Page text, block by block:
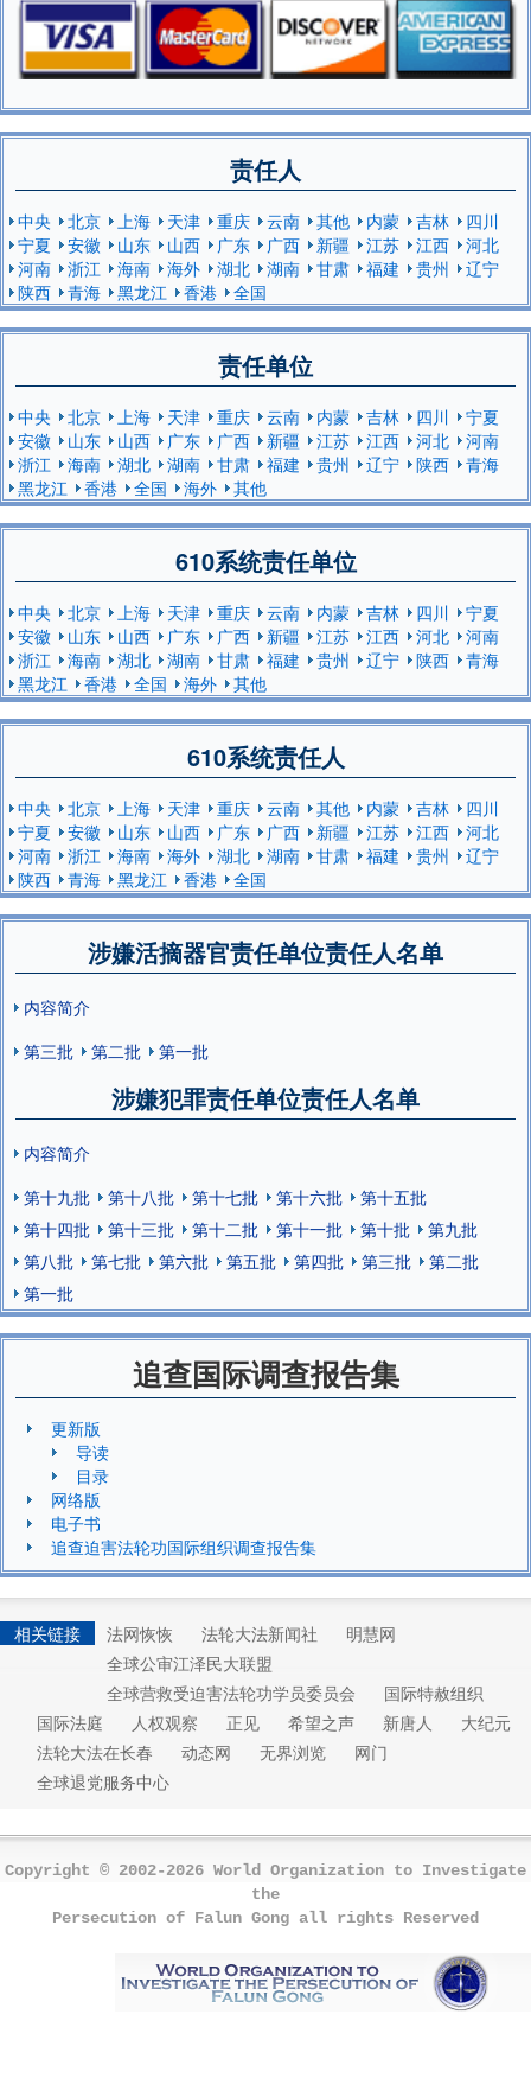
责任人
中央 北京 上海 天津 重庆 云南 其他 内蒙 吉林
四川
宁夏
安徽 山东 山西 广东 广西 新疆 江苏 江西
河北
河南
浙江 海南 海外 湖北 湖南 甘肃 福建 贵州
辽宁
陕西
青海 黑龙江 香港 全国
责任单位
中央 北京 上海 天津 重庆 云南 内蒙 吉林 四川
宁夏
安徽
山东 山西 广东 广西 新疆 江苏 江西 河北
河南
浙江
海南 湖北 湖南 甘肃 福建 贵州 辽宁 陕西
青海
黑龙江
香港 全国 海外 其他
610系统责任单位
中央 北京 上海 天津 重庆 云南 内蒙 吉林 四川
宁夏
安徽
山东 山西 广东 广西 新疆 江苏 江西 河北
河南
浙江
海南 湖北 湖南 甘肃 福建 贵州 辽宁 陕西
青海
黑龙江
香港 全国 海外 其他
610系统责任人
中央 北京 上海 天津 重庆 云南 其他 内蒙 吉林
四川
宁夏
安徽 山东 山西 广东 广西 新疆 江苏 江西
河北
河南
浙江 海南 海外 湖北 湖南 甘肃 福建 贵州
辽宁
陕西
青海 黑龙江 香港 全国
涉嫌活摘器官责任单位责任人名单
内容简介
第三批
第二批 第一批
涉嫌犯罪责任单位责任人名单
内容简介
第十九批
第十八批 第十七批 第十六批
第十五批
第十四批
第十三批 第十二批 第十一批 第十批
第九批
第八批
第七批 第六批 第五批 第四批 第三批
第二批
第一批
追查国际调查报告集
更新版
导读
目录
网络版
电子书
追查迫害法轮功国际组织调查报告集
相关链接 法网恢恢 法轮大法新闻社
明慧网
全球公审江泽民大联盟
全球营救受迫害法轮功学员委员会
国际特赦组织
国际法庭
人权观察 正见 希望之声 新唐人
大纪元
法轮大法在长春
动态网 无界浏览
网门
全球退党服务中心
Copyright © 2002-2026 World Organization to Investigate
the
Persecution of Falun Gong all rights Reserved